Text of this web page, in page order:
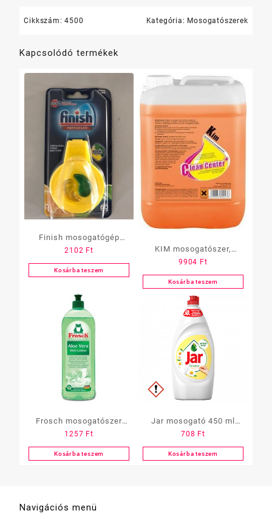
Cikkszám:4500 Kategória: Mosogatószerek
Kapcsolódó termékek
Finish mosogatógép
illatosító 4 ml
2102 Ft
Kosárba teszem
KIM mosogatószer,
9904 Ft
Kosárba teszem
Frosch mosogatószer
750 ml, Aloe vera
1257 Ft
Kosárba teszem
Jar mosogató 450 ml
citrom
708 Ft
Kosárba teszem
Navigációs menü